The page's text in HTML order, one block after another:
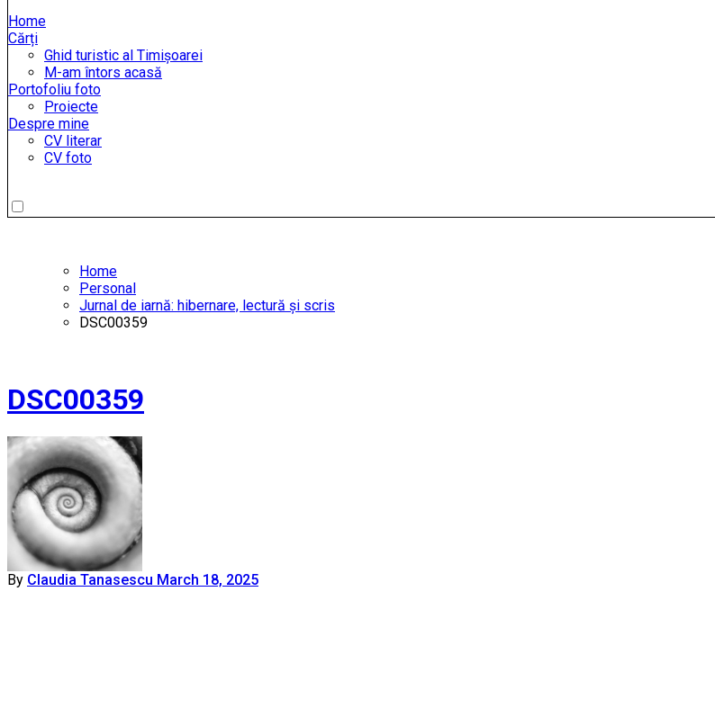
Home
Cărți
Ghid turistic al Timișoarei
M-am întors acasă
Portofoliu foto
Proiecte
Despre mine
CV literar
CV foto
Home
Personal
Jurnal de iarnă: hibernare, lectură și scris
DSC00359
DSC00359
By Claudia Tanasescu March 18, 2025